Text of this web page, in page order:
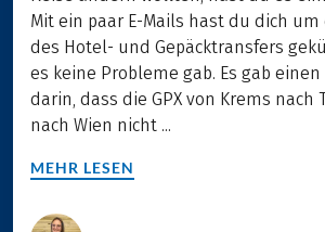
Mit ein paar E-Mails hast du dich
des Hotel- und Gepäcktransfers
es keine Probleme gab. Es gab
darin, dass die GPX von Krems nach
nach Wien nicht ...
MEHR LESEN